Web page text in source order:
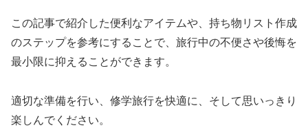
この記事で紹介した便利なアイテムや、持ち物リスト作成
のステップを参考にすることで、旅行中の不便さや後悔を
最小限に抑えることができます。
適切な準備を行い、修学旅行を快適に、そして思いっきり
楽しんでください。